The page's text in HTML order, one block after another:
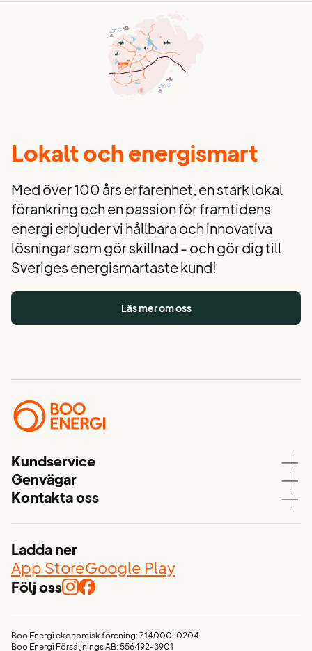
Lokalt och energismart
Med över 100 års erfarenhet, en stark lokal
förankring och en passion för framtidens
energi erbjuder vi hållbara och innovativa
lösningar som gör skillnad - och gör dig till
Sveriges energismartaste kund!
Läs mer om oss
Kundservice
Kundservice
Aktuell driftstatus
Mina sidor
Genvägar
Våra elavtal
Nyhetsflöde
Glöm inte elen vid flytten!
Visselblåsarfunktion
Kontakta oss
Värmdövägen 657
Box 103
132 23, Saltsjö-Boo
Ladda ner
App StoreGoogle Play
Följ oss
Boo Energi ekonomisk förening: 714000-0204
Boo Energi Försäljnings AB: 556492-3901